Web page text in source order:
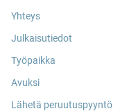
Yhteys
Julkaisutiedot
Työpaikka
Avuksi
Lähetä peruutuspyyntö